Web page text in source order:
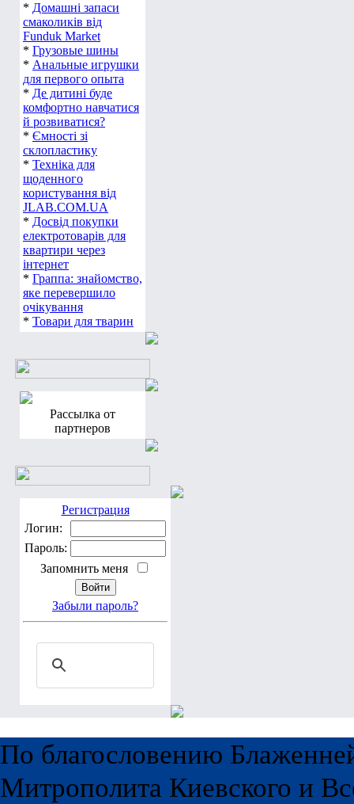
* Домашні запаси
смаколиків від
Funduk Market
* Грузовые шины
* Анальные игрушки
для первого опыта
* Де дитині буде
комфортно навчатися
й розвиватися?
* Ємності зі
склопластику
* Техніка для
щоденного
користування від
JLAB.COM.UA
* Досвід покупки
електротоварів для
квартири через
інтернет
* Граппа: знайомство,
яке перевершило
очікування
* Товари для тварин
Рассылка от
партнеров
Регистрация
Логин:
Пароль:
Запомнить меня
Забыли пароль?
По благословению
Митрополита Киевского и